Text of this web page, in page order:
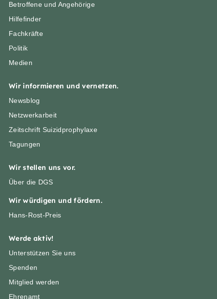
Betroffene und Angehörige
Hilfefinder
Fachkräfte
Politik
Medien
Wir informieren und vernetzen.
Newsblog
Netzwerkarbeit
Zeitschrift Suizidprophylaxe
Tagungen
Wir stellen uns vor.
Über die DGS
Wir würdigen und fördern.
Hans-Rost-Preis
Werde aktiv!
Unterstützen Sie uns
Spenden
Mitglied werden
Ehrenamt